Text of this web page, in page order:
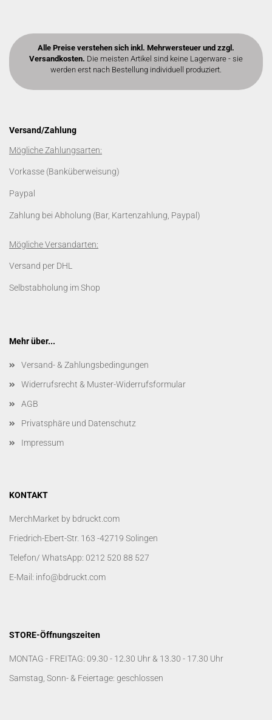
Alle Preise verstehen sich inkl. Mehrwersteuer und zzgl.
Versandkosten. Die meisten Artikel sind keine Lagerware - sie
werden erst nach Bestellung individuell produziert.
Versand/Zahlung
Mögliche Zahlungsarten:
Vorkasse (Banküberweisung)
Paypal
Zahlung bei Abholung (Bar, Kartenzahlung, Paypal)
Mögliche Versandarten:
Versand per DHL
Selbstabholung im Shop
Mehr über...
Versand- & Zahlungsbedingungen
Widerrufsrecht & Muster-Widerrufsformular
AGB
Privatsphäre und Datenschutz
Impressum
KONTAKT
MerchMarket by bdruckt.com
Friedrich-Ebert-Str. 163 -42719 Solingen
Telefon/ WhatsApp: 0212 520 88 527
E-Mail: info@bdruckt.com
STORE-Öffnungszeiten
MONTAG - FREITAG: 09.30 - 12.30 Uhr & 13.30 - 17.30 Uhr
Samstag, Sonn- & Feiertage: geschlossen